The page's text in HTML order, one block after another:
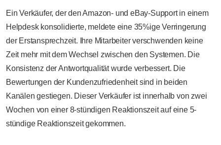
Ein Verkäufer, der den Amazon- und eBay-Support in einem
Helpdesk konsolidierte, meldete eine 35%ige Verringerung
der Erstansprechzeit. Ihre Mitarbeiter verschwenden keine
Zeit mehr mit dem Wechsel zwischen den Systemen. Die
Konsistenz der Antwortqualität wurde verbessert. Die
Bewertungen der Kundenzufriedenheit sind in beiden
Kanälen gestiegen. Dieser Verkäufer ist innerhalb von zwei
Wochen von einer 8-stündigen Reaktionszeit auf eine 5-
stündige Reaktionszeit gekommen.